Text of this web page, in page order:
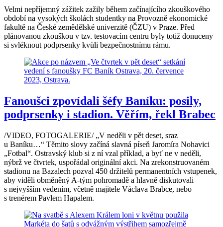
Velmi nepříjemný zážitek zažily během začínajícího zkouškového
období na vysokých školách studentky na Provozně ekonomické
fakultě na České zemědělské univerzitě (ČZU) v Praze. Před
plánovanou zkouškou v tzv. testovacím centru byly totiž donuceny
si svléknout podprsenky kvůli bezpečnostnímu rámu.
Fanoušci zpovídali šéfy Baníku: posily,
podprsenky i stadion. Věřím, řekl Brabec
/VIDEO, FOTOGALERIE/ „V neděli v pět deset, sraz
u Baníku…“ Těmito slovy začíná slavná píseň Jaromíra Nohavici
„Fotbal“. Ostravský klub si z ní vzal příklad, a byť ne v neděli,
nýbrž ve čtvrtek, uspořádal originální akci. Na zrekonstruovaném
stadionu na Bazalech pozval 450 držitelů permanentních vstupenek,
aby viděli obměněný A-tým pohromadě a hlavně diskutovali
s nejvyšším vedením, včetně majitele Václava Brabce, nebo
s trenérem Pavlem Hapalem.